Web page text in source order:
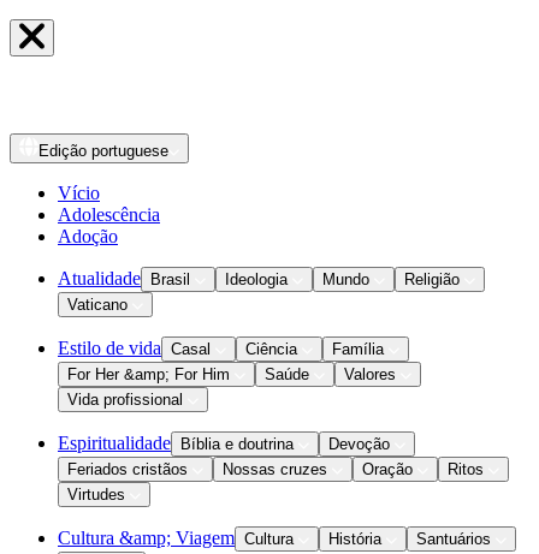
Edição portuguese
Vício
Adolescência
Adoção
Atualidade Brasil Ideologia Mundo
Religião
Vaticano
Estilo de vida Casal Ciência
Família
For Her &amp; For Him
Saúde
Valores
Vida profissional
Espiritualidade Bíblia e doutrina
Devoção
Feriados cristãos
Nossas cruzes Oração
Ritos
Virtudes
Cultura &amp; Viagem Cultura História
Santuários